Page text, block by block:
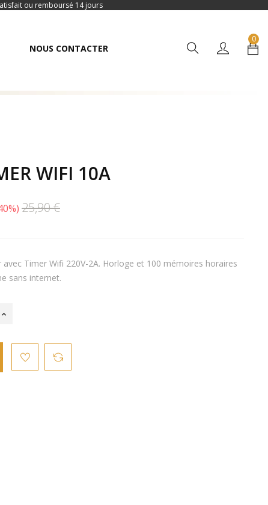
ou remboursé 14 jours
NOUS CONTACTER
0
WIFI 10A
25,90 €
Timer Wifi 220V-2A. Horloge et 100 mémoires horaires
sans internet.